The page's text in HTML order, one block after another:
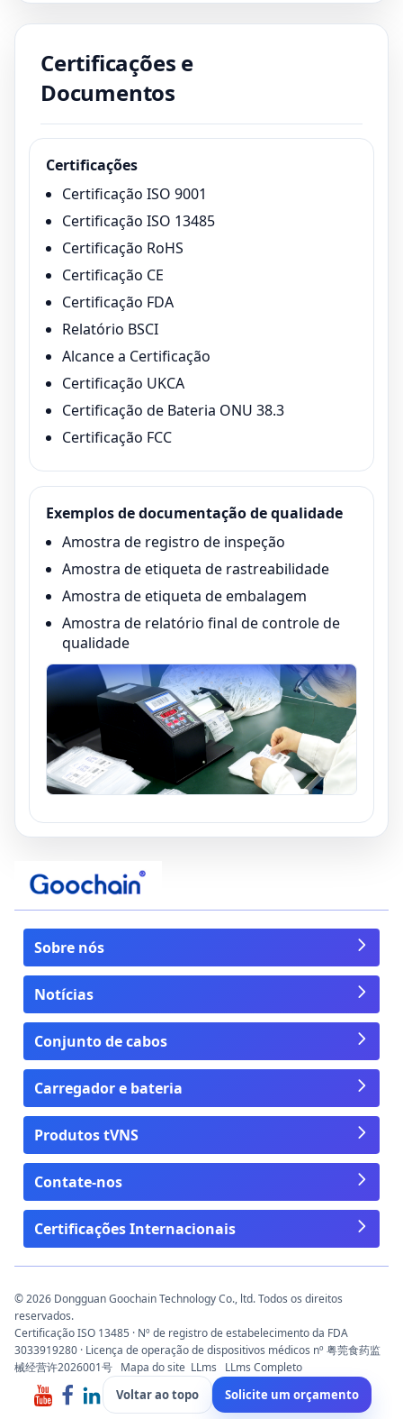
Certificações e
Documentos
Certificações
Certificação ISO 9001
Certificação ISO 13485
Certificação RoHS
Certificação CE
Certificação FDA
Relatório BSCI
Alcance a Certificação
Certificação UKCA
Certificação de Bateria ONU 38.3
Certificação FCC
Exemplos de documentação de qualidade
Amostra de registro de inspeção
Amostra de etiqueta de rastreabilidade
Amostra de etiqueta de embalagem
Amostra de relatório final de controle de
qualidade
Sobre nós
Notícias
Conjunto de cabos
Carregador e bateria
Produtos tVNS
Contate-nos
Certificações Internacionais
© 2026 Dongguan Goochain Technology Co., ltd. Todos os direitos
reservados.
Certificação ISO 13485 · Nº de registro de estabelecimento da FDA
3033919280 · Licença de operação de dispositivos médicos nº 粤莞食药监
械经营许2026001号 Mapa do site LLms LLms Completo
Voltar ao topo Solicite um orçamento